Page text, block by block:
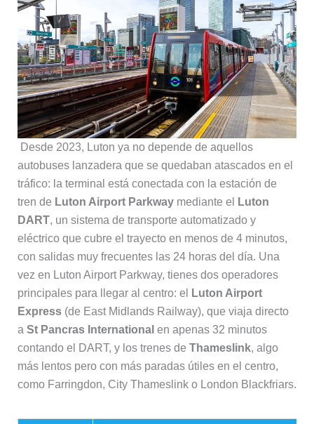
Desde 2023, Luton ya no depende de aquellos
autobuses lanzadera que se quedaban atascados en el
tráfico: la terminal está conectada con la estación de
tren de Luton Airport Parkwaymediante el
Luton
DART, un sistema de transporte automatizado y
eléctrico que cubre el trayecto en menos de 4 minutos,
con salidas muy frecuentes las 24 horas del día. Una
vez en Luton Airport Parkway, tienes dos operadores
principales para llegar al centro: el
Luton Airport
Express(de East Midlands Railway), que viaja directo
a St Pancras International en apenas 32 minutos
contando el DART, y los trenes de Thameslink, algo
más lentos pero con más paradas útiles en el centro,
como Farringdon, City Thameslink o London Blackfriars.